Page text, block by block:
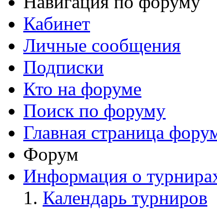
Кабинет
Личные сообщения
Подписки
Кто на форуме
Поиск по форуму
Главная страница
Форум
Информация о
Календарь турниров